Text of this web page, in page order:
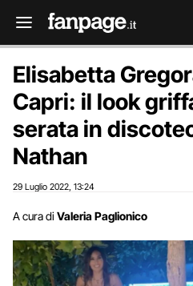
Elisabetta
Capri: il look
serata in
Nathan
29 Luglio 2022 13:24
A cura di Valeria Paglionico